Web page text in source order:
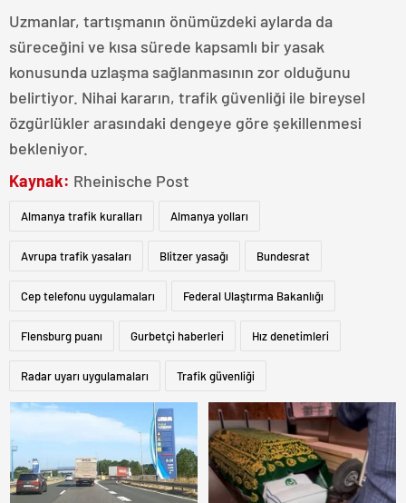
Uzmanlar, tartışmanın önümüzdeki aylarda da
süreceğini ve kısa sürede kapsamlı bir yasak
konusunda uzlaşma sağlanmasının zor olduğunu
belirtiyor. Nihai kararın, trafik güvenliği ile bireysel
özgürlükler arasındaki dengeye göre şekillenmesi
bekleniyor.
Kaynak: Rheinische Post
Almanya trafik kuralları Almanya yolları
Avrupa trafik yasaları Blitzer yasağı Bundesrat
Cep telefonu uygulamaları Federal Ulaştırma Bakanlığı
Flensburg puanı Gurbetçi haberleri Hız denetimleri
Radar uyarı uygulamaları Trafik güvenliği